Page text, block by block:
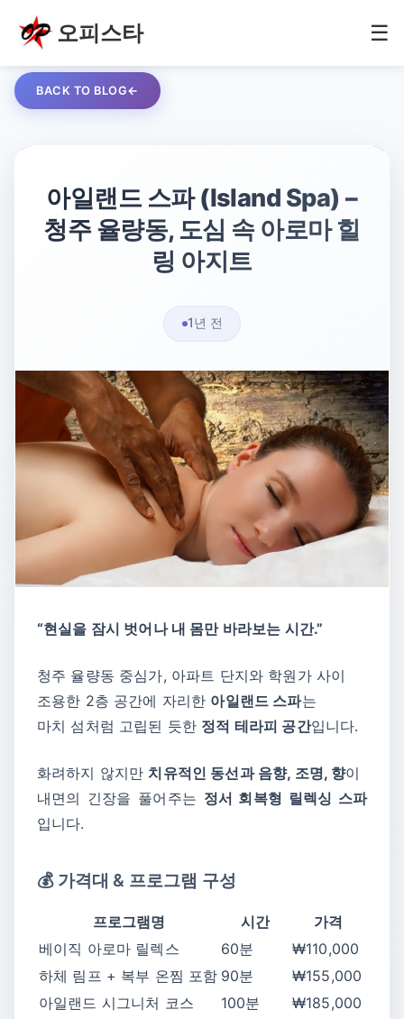
오피스타 ☰
BACK TO BLOG
아일랜드 스파 (Island Spa) –
청주 율량동, 도심 속 아로마 힐
링 아지트
1년 전
“현실을 잠시 벗어나 내 몸만 바라보는 시간.”
청주 율량동 중심가, 아파트 단지와 학원가 사이
조용한 2층 공간에 자리한 아일랜드 스파는
마치 섬처럼 고립된 듯한 정적 테라피 공간입니다.
화려하지 않지만 치유적인 동선과 음향, 조명, 향이
내면의 긴장을 풀어주는 정서 회복형 릴렉싱 스파
입니다.
💰 가격대 & 프로그램 구성
프로그램명 시간
가격
베이직 아로마 릴렉스
60분
₩110,000
하체 림프 + 복부 온찜 포함 90분
₩155,000
아일랜드 시그니처 코스
100분
₩185,000